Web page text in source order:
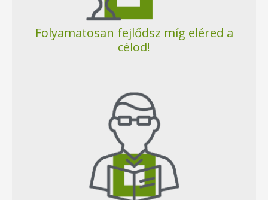
Folyamatosan fejlődsz míg eléred a
célod!